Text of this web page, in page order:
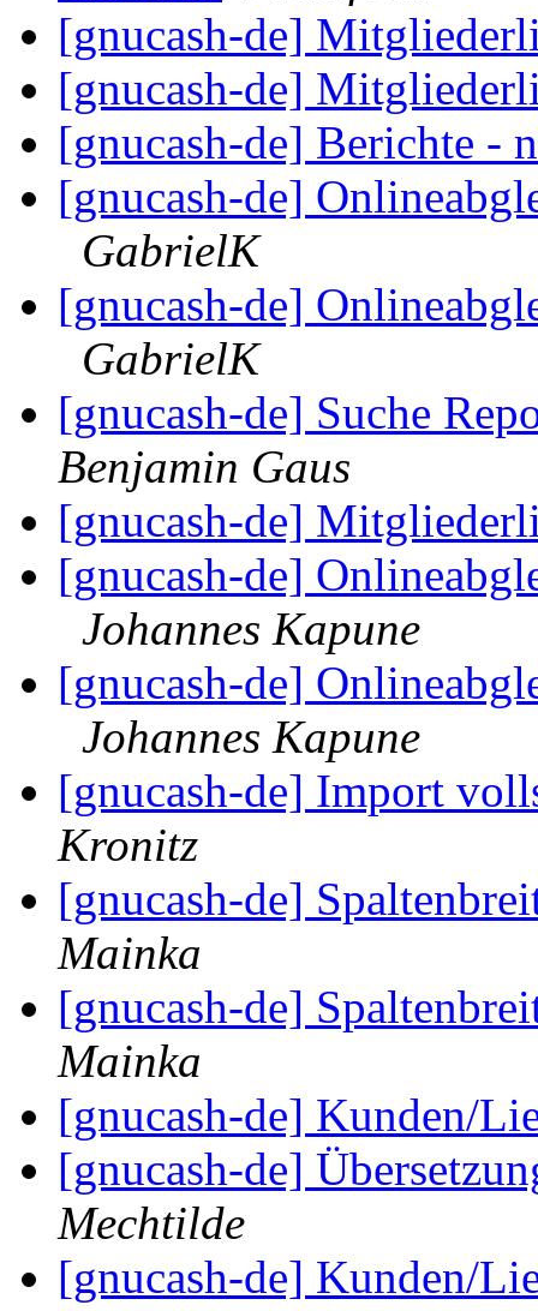
[gnucash-de]
[gnucash-de]
[gnucash-de] Berichte -
[gnucash-de]
GabrielK
[gnucash-de]
GabrielK
[gnucash-de] Suche
Benjamin Gaus
[gnucash-de]
[gnucash-de]
Johannes Kapune
[gnucash-de]
Johannes Kapune
[gnucash-de] Import
Kronitz
[gnucash-de]
Mainka
[gnucash-de]
Mainka
[gnucash-de] Kunden/
[gnucash-de]
Mechtilde
[gnucash-de] Kunden/